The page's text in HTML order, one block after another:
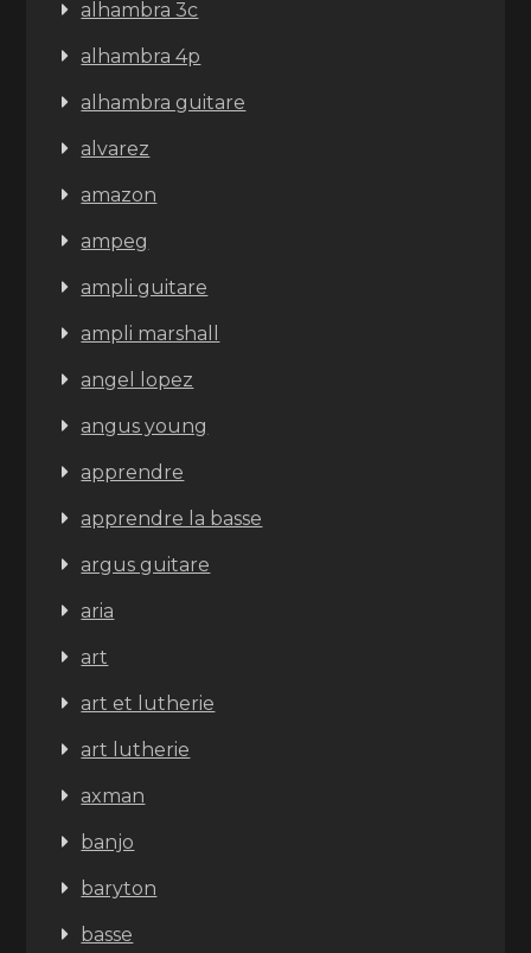
alhambra 3c
alhambra 4p
alhambra guitare
alvarez
amazon
ampeg
ampli guitare
ampli marshall
angel lopez
angus young
apprendre
apprendre la basse
argus guitare
aria
art
art et lutherie
art lutherie
axman
banjo
baryton
basse